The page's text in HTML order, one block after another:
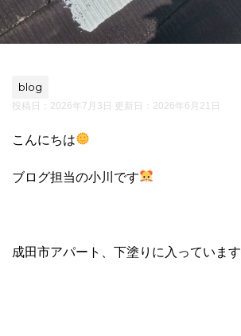
blog
投稿日：2026年7月3日 更新日： 2026年6月21日
こんにちは
ブログ担当の小川です
成田市アパート、下塗りに入っています